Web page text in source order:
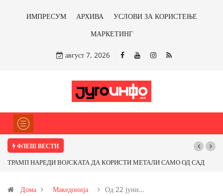
ИМПРЕСУМ АРХИВА
УСЛОВИ ЗА КОРИСТЕЊЕ
МАРКЕТИНГ
август 7, 2026
ФЛЕШ ВЕСТИ
САД
Почнува реконструкцијата на улицата „5-ти Ноември“ во Струмица
Дома Македонија Од 22 јуни…